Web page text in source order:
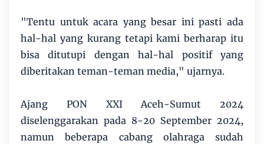
"Tentu untuk acara yang besar ini pasti ada
hal-hal yang kurang tetapi kami berharap itu
bisa ditutupi dengan hal-hal positif yang
diberitakan teman-teman media," ujarnya.
Ajang PON XXI Aceh-Sumut 2024
diselenggarakan pada 8-20 September 2024,
namun beberapa cabang olahraga sudah